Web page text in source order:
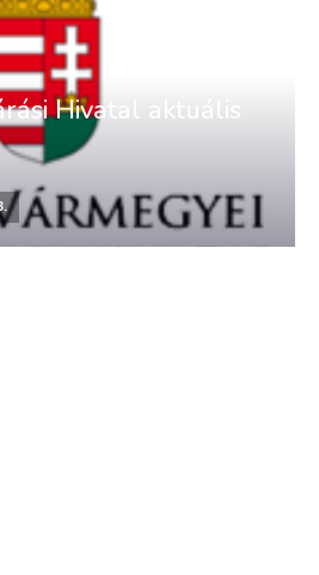
Hivatal aktuális